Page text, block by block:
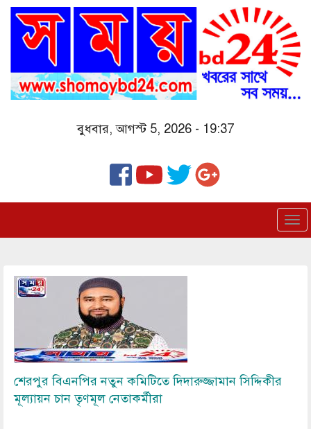
Skip
main
বুধবার, আগস্ট 5, 2026 - 19:37
Image
শেরপুর বিএনপির নতুন কমিটিতে দিদারুজ্জামান সিদ্দিকীর
মূল্যায়ন চান তৃণমূল নেতাকর্মীরা